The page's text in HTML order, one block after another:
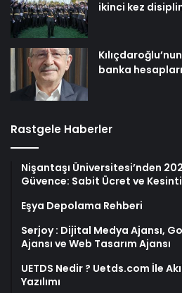
ikinci kez
banka
Rastgele Haberler
Nişantaşı Üniversitesi’nden
Güvence: Sabit Ücret ve
Eşya Depolama Rehberi
Serjoy : Dijital Medya Ajansı,
Ajansı ve Web Tasarım Ajansı
UETDS Nedir ? Uetds.com İle
Yazılımı